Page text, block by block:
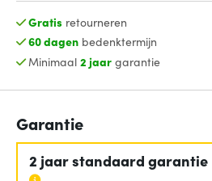
Gratis retourneren
60 dagenbedenktermijn
Minimaal 2 jaargarantie
Garantie
2 jaar standaard garantie